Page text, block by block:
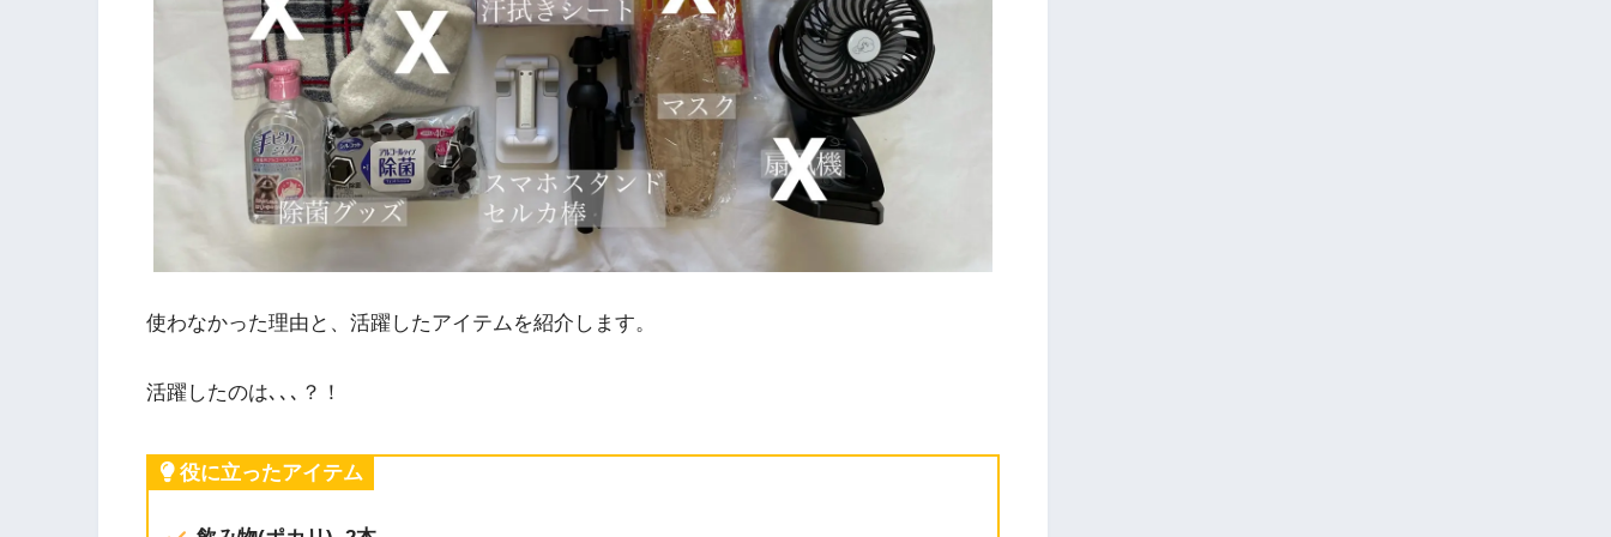
使わなかった理由と、活躍したアイテムを紹介します。
活躍したのは､､､？！
役に立ったアイテム